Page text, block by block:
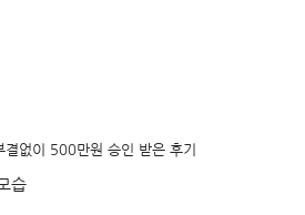
없이 500만원 승인 받은 후기